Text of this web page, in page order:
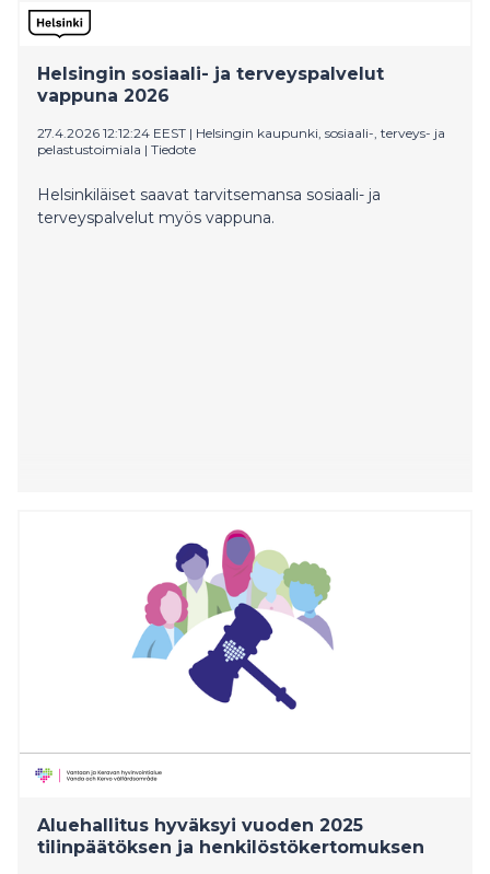
Helsingin sosiaali- ja terveyspalvelut
vappuna 2026
27.4.2026 12:12:24 EEST | Helsingin kaupunki, sosiaali-, terveys- ja
pelastustoimiala | Tiedote
Helsinkiläiset saavat tarvitsemansa sosiaali- ja
terveyspalvelut myös vappuna.
Aluehallitus hyväksyi vuoden 2025
tilinpäätöksen ja henkilöstökertomuksen